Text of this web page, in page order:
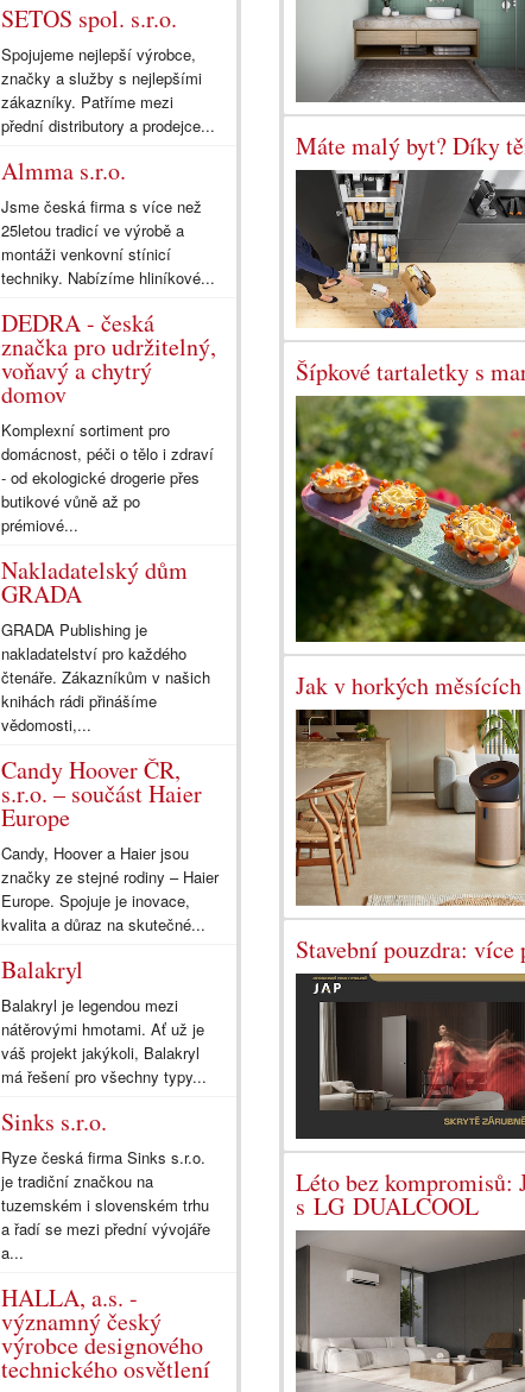
Máte malý byt? Díky
Šípkové tartaletky s
Jak v horkých
Stavební pouzdra:
Léto bez kompromisů:
s LG DUALCOOL
SETOS spol. s.r.o.
Spojujeme nejlepší výrobce,
značky a služby s nejlepšími
zákazníky. Patříme mezi
přední distributory a prodejce...
Almma s.r.o.
Jsme česká firma s více než
25letou tradicí ve výrobě a
montáži venkovní stínicí
techniky. Nabízíme hliníkové...
DEDRA - česká
značka pro udržitelný,
voňavý a chytrý
domov
Komplexní sortiment pro
domácnost, péči o tělo i zdraví
- od ekologické drogerie přes
butikové vůně až po
prémiové...
Nakladatelský dům
GRADA
GRADA Publishing je
nakladatelství pro každého
čtenáře. Zákazníkům v našich
knihách rádi přinášíme
vědomosti,...
Candy Hoover ČR,
s.r.o. – součást Haier
Europe
Candy, Hoover a Haier jsou
značky ze stejné rodiny – Haier
Europe. Spojuje je inovace,
kvalita a důraz na skutečné...
Balakryl
Balakryl je legendou mezi
nátěrovými hmotami. Ať už je
váš projekt jakýkoli, Balakryl
má řešení pro všechny typy...
Sinks s.r.o.
Ryze česká firma Sinks s.r.o.
je tradiční značkou na
tuzemském i slovenském trhu
a řadí se mezi přední vývojáře
a...
HALLA, a.s. -
významný český
výrobce designového
technického osvětlení